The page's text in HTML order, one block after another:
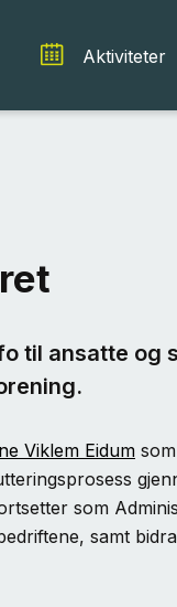
Aktiviteter
til ansatte og
Viklem Eidum
som
samt